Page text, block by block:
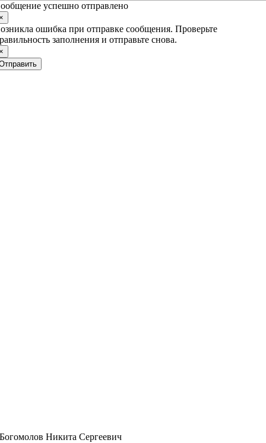
успешно отправлено
ошибка при отправке сообщения. Проверьте
заполнения и отправьте снова.
Богомолов Никита Сергеевич